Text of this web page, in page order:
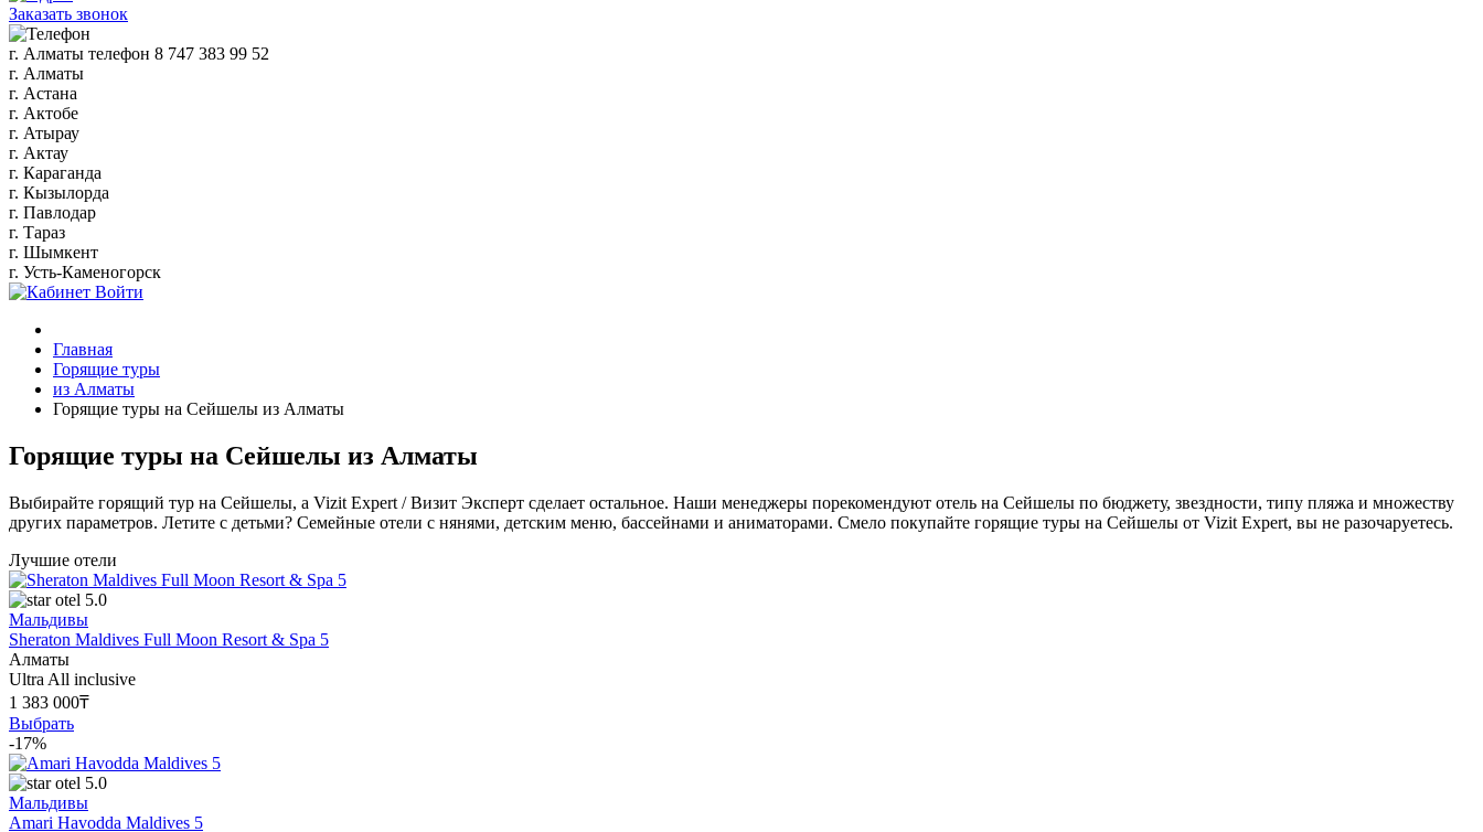
Заказать звонок
г. Алматы телефон 8 747 383 99 52
г. Алматы
г. Астана
г. Актобе
г. Атырау
г. Актау
г. Караганда
г. Кызылорда
г. Павлодар
г. Тараз
г. Шымкент
г. Усть-Каменогорск
Войти
Главная
Горящие туры
из Алматы
Горящие туры на Сейшелы из Алматы
Горящие туры на Сейшелы из Алматы
Выбирайте горящий тур на Сейшелы, а Vizit Expert / Визит Эксперт сделает остальное. Наши менеджеры порекомендуют отель на Сейшелы по бюджету, звездности, типу пляжа и множеству
других параметров. Летите с детьми? Семейные отели с нянями, детским меню, бассейнами и аниматорами. Смело покупайте горящие туры на Сейшелы от Vizit Expert, вы не разочаруетесь.
Лучшие отели
5.0
Мальдивы
Sheraton Maldives Full Moon Resort & Spa 5
Алматы
Ultra All inclusive
1 383 000₸
Выбрать
-17%
5.0
Мальдивы
Amari Havodda Maldives 5